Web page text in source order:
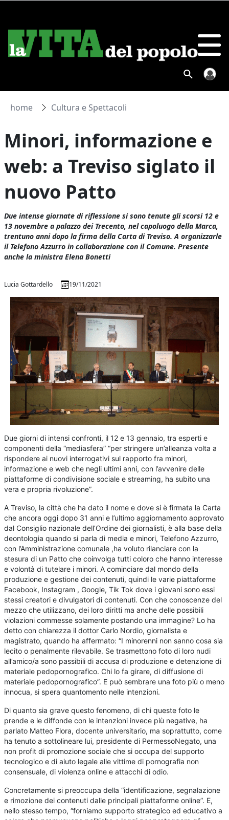
home Cultura e Spettacoli
Minori, informazione e
web: a Treviso siglato il
nuovo Patto
Due intense giornate di riflessione si sono tenute gli scorsi 12 e
13 novembre a palazzo dei Trecento, nel capoluogo della Marca,
trentuno anni dopo la firma della Carta di Treviso. A organizzarle
il Telefono Azzurro in collaborazione con il Comune. Presente
anche la ministra Elena Bonetti
Lucia Gottardello 19/11/2021
Due giorni di intensi confronti, il 12 e 13 gennaio, tra esperti e
componenti della “mediasfera” “per stringere un’alleanza volta a
rispondere ai nuovi interrogativi sul rapporto fra minori,
informazione e web che negli ultimi anni, con l’avvenire delle
piattaforme di condivisione sociale e streaming, ha subito una
vera e propria rivoluzione”.
A Treviso, la città che ha dato il nome e dove si è firmata la Carta
che ancora oggi dopo 31 anni e l’ultimo aggiornamento approvato
dal Consiglio nazionale dell’Ordine dei giornalisti, è alla base della
deontologia quando si parla di media e minori, Telefono Azzurro,
con l’Amministrazione comunale ,ha voluto rilanciare con la
stesura di un Patto che coinvolga tutti coloro che hanno interesse
e volontà di tutelare i minori. A cominciare dal mondo della
produzione e gestione dei contenuti, quindi le varie piattaforme
Facebook, Instagram , Google, Tik Tok dove i giovani sono essi
stessi creatori e divulgatori di contenuti. Con che conoscenze del
mezzo che utilizzano, dei loro diritti ma anche delle possibili
violazioni commesse solamente postando una immagine? Lo ha
detto con chiarezza il dottor Carlo Nordio, giornalista e
magistrato, quando ha affermato: “I minorenni non sanno cosa sia
lecito o penalmente rilevabile. Se trasmettono foto di loro nudi
all’amico/a sono passibili di accusa di produzione e detenzione di
materiale pedopornografico. Chi lo fa girare, di diffusione di
materiale pedopornografico”. E può sembrare una foto più o meno
innocua, si spera quantomento nelle intenzioni.
Di quanto sia grave questo fenomeno, di chi queste foto le
prende e le diffonde con le intenzioni invece più negative, ha
parlato Matteo Flora, docente universitario, ma soprattutto, come
ha tenuto a sottolineare lui, presidente di PermessoNegato, una
non profit di promozione sociale che si occupa del supporto
tecnologico e di aiuto legale alle vittime di pornografia non
consensuale, di violenza online e attacchi di odio.
Concretamente si preoccupa della “identificazione, segnalazione
e rimozione dei contenuti dalle principali piattaforme online”. E,
nello stesso tempo, “forniamo supporto strategico ed educativo a